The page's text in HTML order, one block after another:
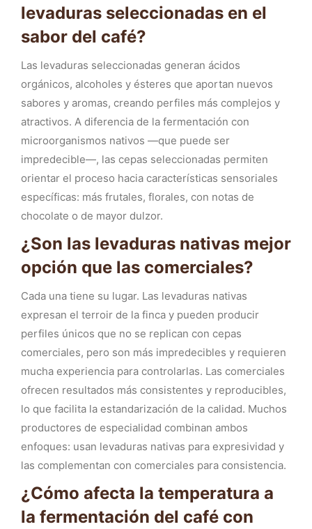
levaduras seleccionadas en el
sabor del café?
Las levaduras seleccionadas generan ácidos
orgánicos, alcoholes y ésteres que aportan nuevos
sabores y aromas, creando perfiles más complejos y
atractivos. A diferencia de la fermentación con
microorganismos nativos —que puede ser
impredecible—, las cepas seleccionadas permiten
orientar el proceso hacia características sensoriales
específicas: más frutales, florales, con notas de
chocolate o de mayor dulzor.
¿Son las levaduras nativas mejor
opción que las comerciales?
Cada una tiene su lugar. Las levaduras nativas
expresan el terroir de la finca y pueden producir
perfiles únicos que no se replican con cepas
comerciales, pero son más impredecibles y requieren
mucha experiencia para controlarlas. Las comerciales
ofrecen resultados más consistentes y reproducibles,
lo que facilita la estandarización de la calidad. Muchos
productores de especialidad combinan ambos
enfoques: usan levaduras nativas para expresividad y
las complementan con comerciales para consistencia.
¿Cómo afecta la temperatura a
la fermentación del café con